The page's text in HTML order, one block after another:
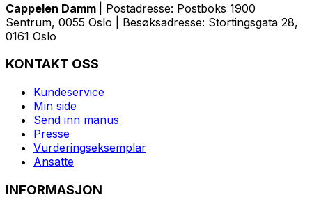
Cappelen Damm
| Postadresse: Postboks 1900
Sentrum, 0055 Oslo | Besøksadresse: Stortingsgata 28,
0161 Oslo
KONTAKT OSS
Kundeservice
Min side
Send inn manus
Presse
Vurderingseksemplar
Ansatte
INFORMASJON